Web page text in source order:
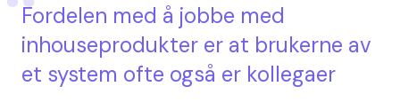
Fordelen med å jobbe med
inhouseprodukter er at brukerne av
et system ofte også er kollegaer